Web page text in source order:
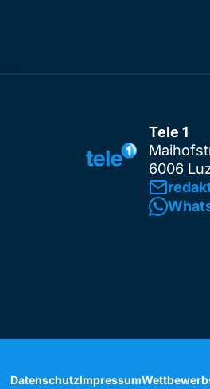
Tele 1
6006
DatenschutzImpressum